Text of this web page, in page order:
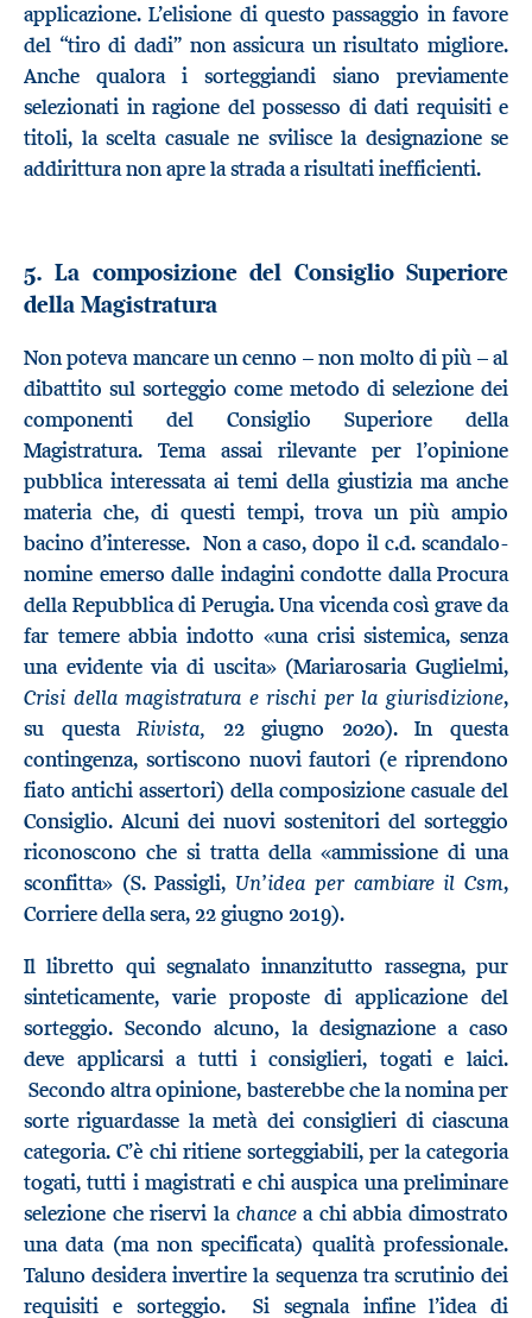
applicazione. L’elisione di questo passaggio in favore
del “tiro di dadi” non assicura un risultato migliore.
Anche qualora i sorteggiandi siano previamente
selezionati in ragione del possesso di dati requisiti e
titoli, la scelta casuale ne svilisce la designazione se
addirittura non apre la strada a risultati inefficienti.
5. La composizione del Consiglio Superiore
della Magistratura
Non poteva mancare un cenno – non molto di più – al
dibattito sul sorteggio come metodo di selezione dei
componenti del Consiglio Superiore della
Magistratura. Tema assai rilevante per l’opinione
pubblica interessata ai temi della giustizia ma anche
materia che, di questi tempi, trova un più ampio
bacino d’interesse. Non a caso, dopo il c.d. scandalo-
nomine emerso dalle indagini condotte dalla Procura
della Repubblica di Perugia. Una vicenda così grave da
far temere abbia indotto «una crisi sistemica, senza
una evidente via di uscita» (Mariarosaria Guglielmi,
Crisi della magistratura e rischi per la giurisdizione,
su questaRivista, 22 giugno 2020). In questa
contingenza, sortiscono nuovi fautori (e riprendono
fiato antichi assertori) della composizione casuale del
Consiglio. Alcuni dei nuovi sostenitori del sorteggio
riconoscono che si tratta della «ammissione di una
sconfitta» (S. Passigli, Un’idea per cambiare il Csm,
Corriere della sera, 22 giugno 2019).
Il libretto qui segnalato innanzitutto rassegna, pur
sinteticamente, varie proposte di applicazione del
sorteggio. Secondo alcuno, la designazione a caso
deve applicarsi a tutti i consiglieri, togati e laici.
Secondo altra opinione, basterebbe che la nomina per
sorte riguardasse la metà dei consiglieri di ciascuna
categoria. C’è chi ritiene sorteggiabili, per la categoria
togati, tutti i magistrati e chi auspica una preliminare
selezione che riservi la chancea chi abbia dimostrato
una data (ma non specificata) qualità professionale.
Taluno desidera invertire la sequenza tra scrutinio dei
requisiti e sorteggio. Si segnala infine l’idea di